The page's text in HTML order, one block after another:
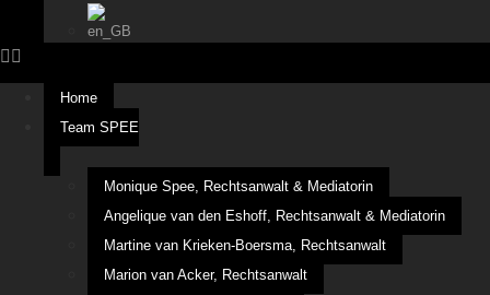
Home
Team SPEE
Monique Spee, Rechtsanwalt & Mediatorin
Angelique van den Eshoff, Rechtsanwalt & Mediatorin
Martine van Krieken-Boersma, Rechtsanwalt
Marion van Acker, Rechtsanwalt